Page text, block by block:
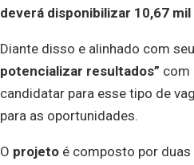
deverá disponibilizar 10,67
Diante disso e alinhado com
potencializar resultados” com
candidatar para esse tipo de
para as oportunidades.
O projeto é composto por duas